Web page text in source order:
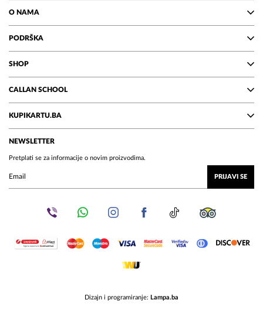
O NAMA
PODRŠKA
SHOP
CALLAN SCHOOL
KUPIKARTU.BA
NEWSLETTER
Pretplati se za informacije o novim proizvodima.
PRIJAVI SE
Dizajn i programiranje: Lampa.ba